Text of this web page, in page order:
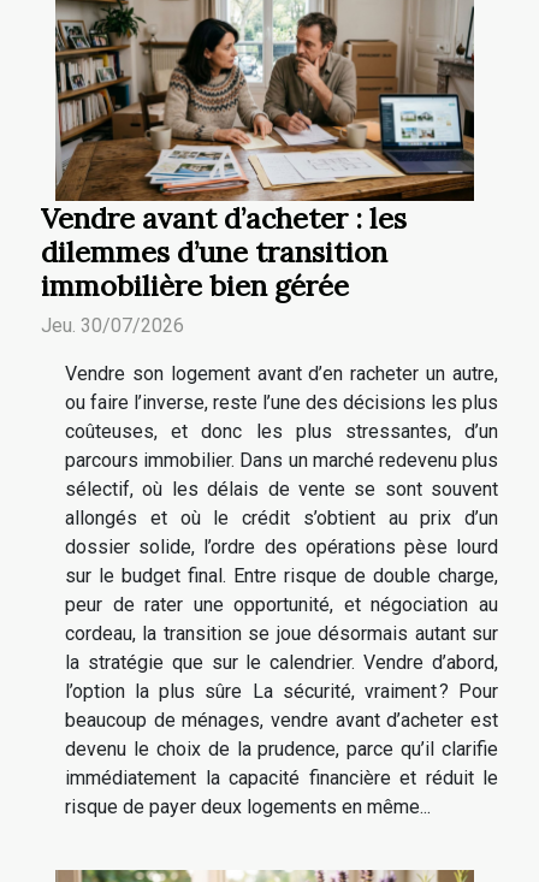
Vendre avant d’acheter : les
dilemmes d’une transition
immobilière bien gérée
Jeu. 30/07/2026
Vendre son logement avant d’en racheter un autre,
ou faire l’inverse, reste l’une des décisions les plus
coûteuses, et donc les plus stressantes, d’un
parcours immobilier. Dans un marché redevenu plus
sélectif, où les délais de vente se sont souvent
allongés et où le crédit s’obtient au prix d’un
dossier solide, l’ordre des opérations pèse lourd
sur le budget final. Entre risque de double charge,
peur de rater une opportunité, et négociation au
cordeau, la transition se joue désormais autant sur
la stratégie que sur le calendrier. Vendre d’abord,
l’option la plus sûre La sécurité, vraiment ? Pour
beaucoup de ménages, vendre avant d’acheter est
devenu le choix de la prudence, parce qu’il clarifie
immédiatement la capacité financière et réduit le
risque de payer deux logements en même...